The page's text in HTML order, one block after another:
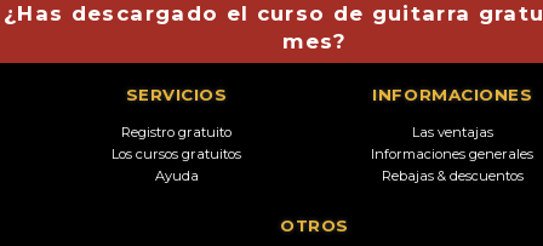
¿Has descargado el curso de guitarra
mes?
SERVICIOS
Registro gratuito
Los cursos gratuitos
Ayuda
INFORMACIONES
Las ventajas
Informaciones generales
Rebajas & descuentos
OTROS